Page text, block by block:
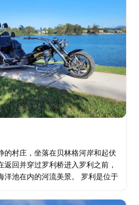
的村庄，坐落在贝林格河岸和起伏
返回并穿过罗利桥进入罗利之前，
洋池在内的河流美景。 罗利是位于
满活力。我们将沿着黄石路沿河而